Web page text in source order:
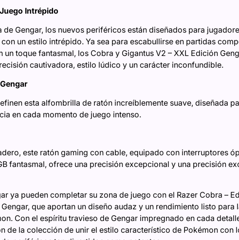
Intrépido
Gengar, los nuevos periféricos están diseñados para
un estilo intrépido. Ya sea para escabullirse en partidas
toque fantasmal, los Cobra y Gigantus V2 – XXL Edición
cautivadora, estilo lúdico y un carácter inconfundible.
esta alfombrilla de ratón increíblemente suave, diseñada
en cada momento de juego intenso.
este ratón gaming con cable, equipado con interruptores
fantasmal, ofrece una precisión excepcional y una precisión
ya pueden completar su zona de juego con el Razer Cobra –
que aportan un diseño audaz y un rendimiento listo para
Con el espíritu travieso de Gengar impregnado en cada
de la colección de unir el estilo característico de Pokémon con